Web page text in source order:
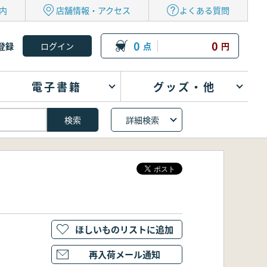
店舗情報・アクセス よくある質問
録 0 点 0 円
電子書籍 グッズ・他
詳細検索
ほしいものリストに追加
再入荷メール通知